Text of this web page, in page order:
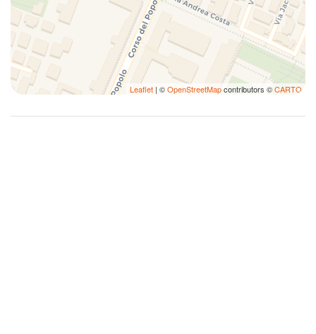
Leaflet | ©OpenStreetMapcontributors ©CARTO